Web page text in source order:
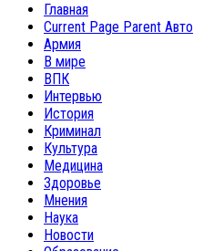
Главная
Current Page Parent Авто
Армия
В мире
ВПК
Интервью
История
Криминал
Культура
Медицина
Здоровье
Мнения
Наука
Новости